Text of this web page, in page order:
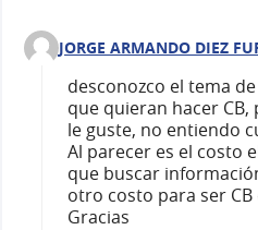
Comentario 80 (responder
JORGE ARMANDO DIEZ
desconozco el tema
que quieran hacer
le guste, no entiendo
Al parecer es el costo
que buscar
otro costo para ser
Gracias